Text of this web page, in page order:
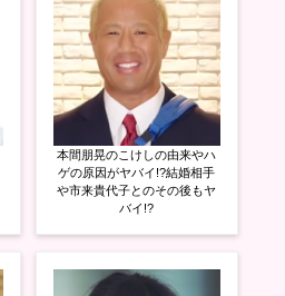
本間朋晃のこけしの由来やハ
ゲの原因がヤバイ!?結婚相手
や市来貴代子とのその後もヤ
バイ!?